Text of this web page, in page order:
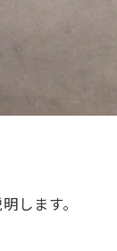
します。